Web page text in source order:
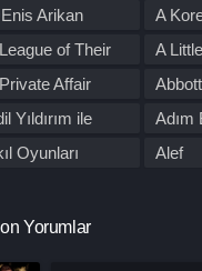
Show
Arikan
A
of Their
A
First
Affair
Yıldırım ile
Adım
Oyunları
Alef
Yorumlar